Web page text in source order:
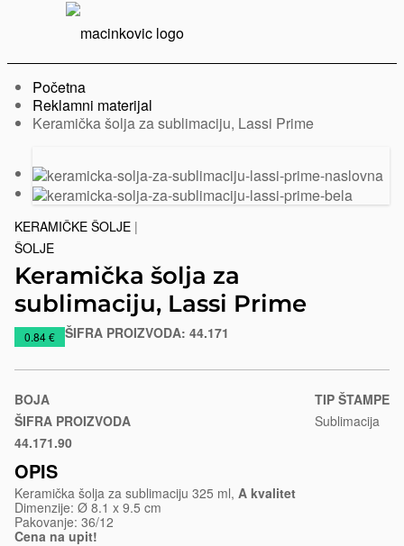
Početna
Reklamni materijal
Trenutno:
Keramička šolja za sublimaciju, Lassi Prime
Prethodni
slajd
Sledeći
slajd
KERAMIČKE ŠOLJE |
ŠOLJE
Keramička šolja za
sublimaciju, Lassi Prime
https://www.macinkovic.rs/reklamni-
za-
sublimaciju-
lassi-
prime
0.84 € ŠIFRA PROIZVODA: 44.171
BOJA
ŠIFRA PROIZVODA
Bela
44.171.90
TIP ŠTAMPE
Sublimacija
OPIS
Keramička šolja za sublimaciju 325 ml, A kvalitet
Dimenzije: Ø 8.1 x 9.5 cm
Pakovanje: 36/12
Cena na upit!